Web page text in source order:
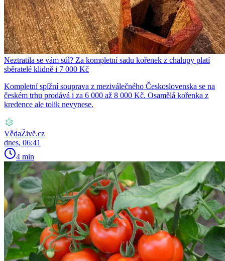
Neztratila se vám sůl? Za kompletní sadu kořenek z chalupy platí
sběratelé klidně i 7 000 Kč
Kompletní spížní souprava z meziválečného Československa se na
českém trhu prodává i za 6 000 až 8 000 Kč. Osamělá kořenka z
kredence ale tolik nevynese.
VědaŽivě.cz
dnes, 06:41
4 min